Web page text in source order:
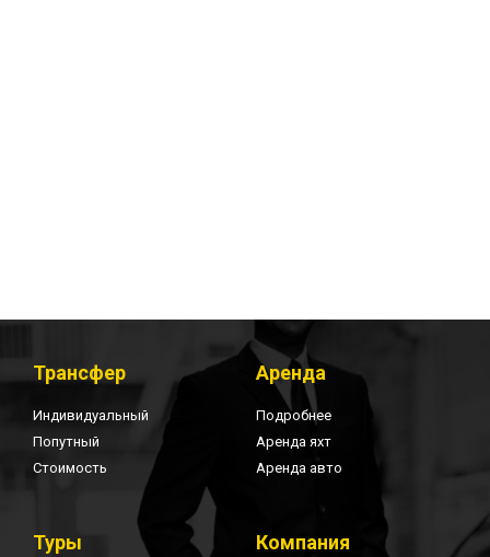
Трансфер
Индивидуальный
Попутный
Стоимость
Аренда
Подробнее
Аренда яхт
Аренда авто
Туры Компания